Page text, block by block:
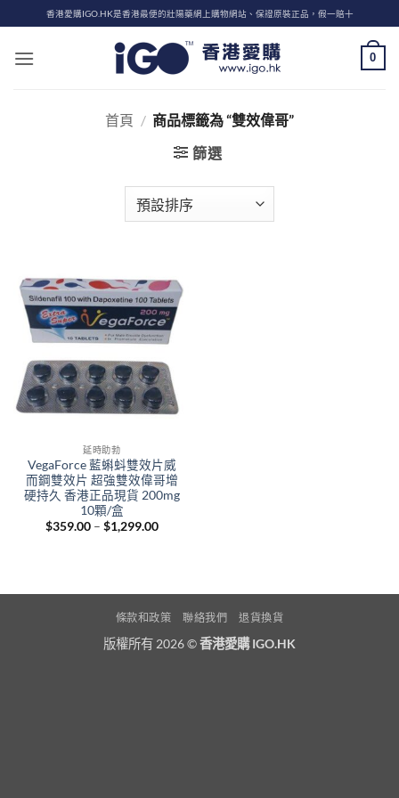
to
content
香港愛購IGO.HK是香港最便的壯陽藥網上購物網站、保證原裝正品，假一賠十
0
首頁 / 商品標籤為 “雙效偉哥”
篩選
延時助勃
VegaForce 藍蝌蚪雙效片威
而鋼雙效片 超強雙效偉哥增
硬持久 香港正品現貨 200mg
10顆/盒
$359.00 – $1,299.00Price
條款和政策 聯絡我們 退貨換貨
版權所有 2026 ©香港愛購 IGO.HK